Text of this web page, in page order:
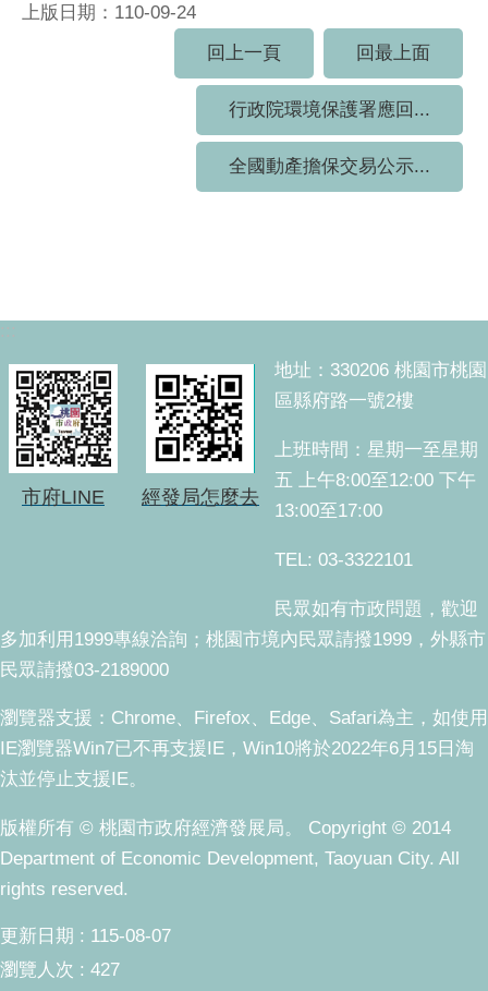
上版日期：110-09-24
回上一頁
回最上面
行政院環境保護署應回...
全國動產擔保交易公示...
:::
市府LINE 經發局怎麼去
地址：330206 桃園市桃園
區縣府路一號2樓
上班時間：星期一至星期
五 上午8:00至12:00 下午
13:00至17:00
TEL: 03-3322101
民眾如有市政問題，歡迎
多加利用1999專線洽詢；桃園市境內民眾請撥1999，外縣市
民眾請撥03-2189000
瀏覽器支援：Chrome、Firefox、Edge、Safari為主，如使用
IE瀏覽器Win7已不再支援IE，Win10將於2022年6月15日淘
汰並停止支援IE。
版權所有 © 桃園市政府經濟發展局。 Copyright © 2014
Department of Economic Development, Taoyuan City. All
rights reserved.
更新日期
115-08-07
瀏覽人次
427